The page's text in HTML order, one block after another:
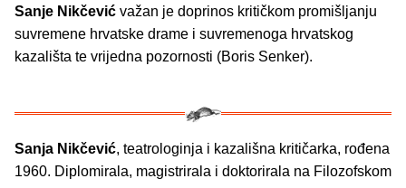
Sanje Nikčević važan je doprinos kritičkom promišljanju
suvremene hrvatske drame i suvremenoga hrvatskog
kazališta te vrijedna pozornosti (Boris Senker).
Sanja Nikčević, teatrologinja i kazališna kritičarka, rođena
1960. Diplomirala, magistrirala i doktorirala na Filozofskom